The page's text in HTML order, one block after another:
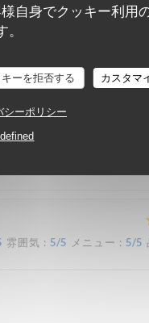
自身でクッキー利用
。
ーを拒否する カスタマ
シーポリシー
! Nous recommandons !
雰囲気 : 5/5 メニュー : 5/5